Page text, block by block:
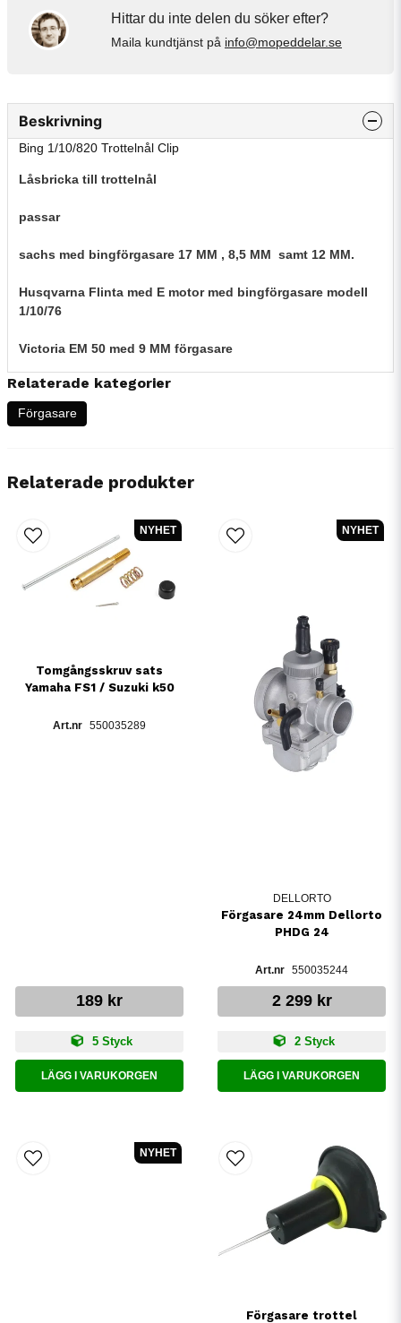
Hittar du inte delen du söker efter?
Maila kundtjänst på info@mopeddelar.se
Beskrivning
Bing 1/10/820 Trottelnål Clip
Låsbricka till trottelnål
passar
sachs med bingförgasare 17 MM , 8,5 MM samt 12 MM.
Husqvarna Flinta med E motor med bingförgasare modell
1/10/76
Victoria EM 50 med 9 MM förgasare
Relaterade kategorier
Förgasare
Relaterade produkter
Tomgångsskruv sats
Yamaha FS1 / Suzuki k50
550035289
189 kr
5 Styck
LÄGG I VARUKORGEN
NYHET
DELLORTO
Förgasare 24mm Dellorto
PHDG 24
550035244
2 299 kr
2 Styck
LÄGG I VARUKORGEN
NYHET
NYHET
Förgasare trottel